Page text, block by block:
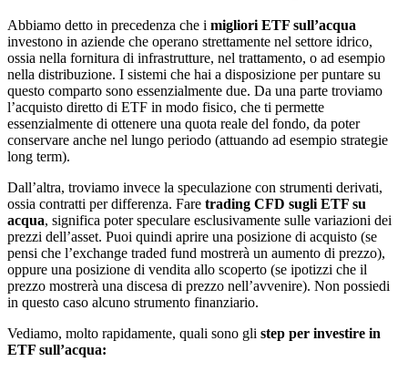
Abbiamo detto in precedenza che i migliori ETF sull’acqua
investono in aziende che operano strettamente nel settore idrico,
ossia nella fornitura di infrastrutture, nel trattamento, o ad esempio
nella distribuzione. I sistemi che hai a disposizione per puntare su
questo comparto sono essenzialmente due. Da una parte troviamo
l’acquisto diretto di ETF in modo fisico, che ti permette
essenzialmente di ottenere una quota reale del fondo, da poter
conservare anche nel lungo periodo (attuando ad esempio strategie
long term).
Dall’altra, troviamo invece la speculazione con strumenti derivati,
ossia contratti per differenza. Fare trading CFD sugli ETF su
acqua, significa poter speculare esclusivamente sulle variazioni dei
prezzi dell’asset. Puoi quindi aprire una posizione di acquisto (se
pensi che l’exchange traded fund mostrerà un aumento di prezzo),
oppure una posizione di vendita allo scoperto (se ipotizzi che il
prezzo mostrerà una discesa di prezzo nell’avvenire). Non possiedi
in questo caso alcuno strumento finanziario.
Vediamo, molto rapidamente, quali sono gli step per investire in
ETF sull’acqua: